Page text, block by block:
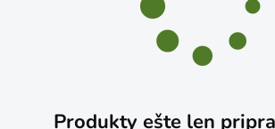
Produkty ešte len